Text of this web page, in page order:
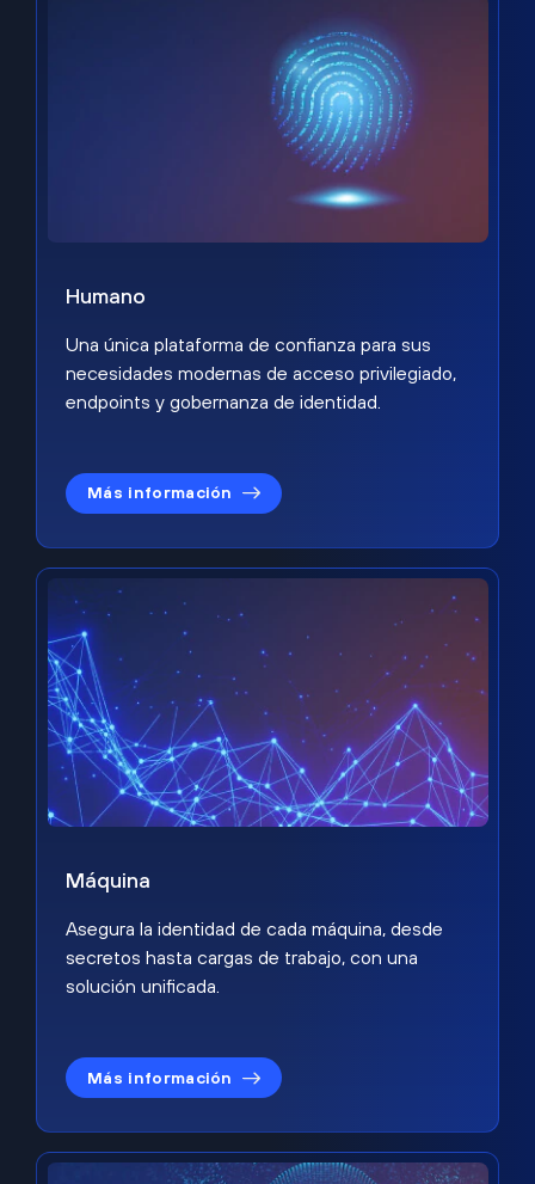
Humano
Una única plataforma de confianza para sus
necesidades modernas de acceso privilegiado,
endpoints y gobernanza de identidad.
Más información
Máquina
Asegura la identidad de cada máquina, desde
secretos hasta cargas de trabajo, con una
solución unificada.
Más información